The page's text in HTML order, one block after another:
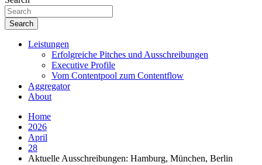
Search
Leistungen
Erfolgreiche Pitches und Ausschreibungen
Executive Profile
Vom Contentpool zum Contentflow
Aggregator
About
Home
2026
April
28
Aktuelle Ausschreibungen: Hamburg, München, Berlin